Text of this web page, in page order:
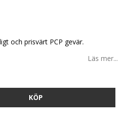
och prisvärt PCP gevär.
Läs mer...
KÖP